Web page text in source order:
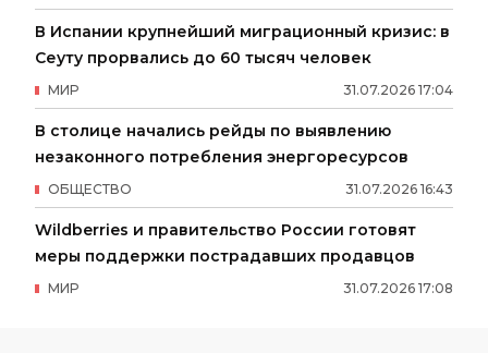
В Испании крупнейший миграционный кризис: в
Сеуту прорвались до 60 тысяч человек
31.07.2026 17:04
МИР
В столице начались рейды по выявлению
незаконного потребления энергоресурсов
31.07.2026 16:43
ОБЩЕСТВО
Wildberries и правительство России готовят
меры поддержки пострадавших продавцов
31.07.2026 17:08
МИР